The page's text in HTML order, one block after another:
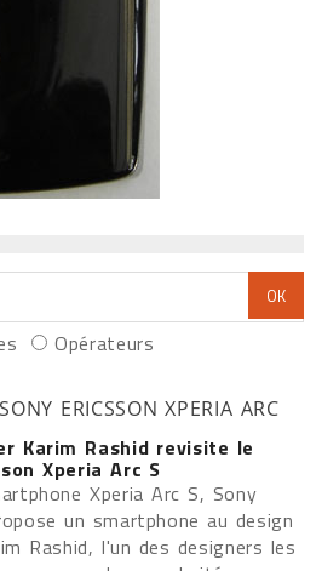
Opérateurs
ERICSSON XPERIA ARC
Karim Rashid revisite le
Xperia Arc S
Xperia Arc S, Sony
un smartphone au design
Rashid, l'un des designers les